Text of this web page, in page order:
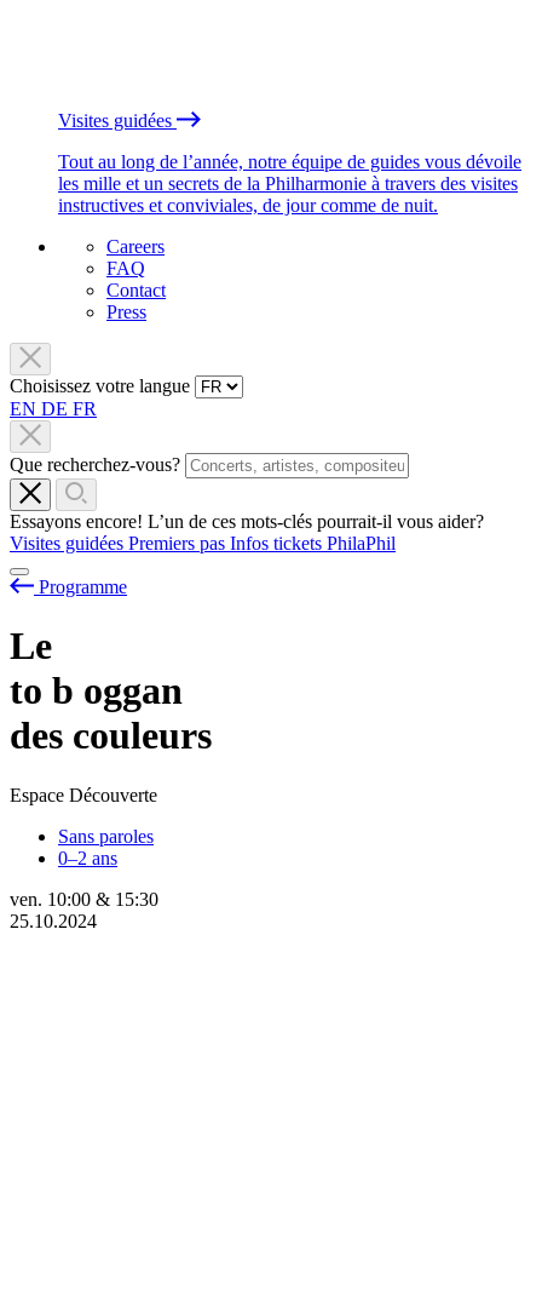
Visites guidées
Tout au long de l’année, notre équipe de guides vous dévoile
les mille et un secrets de la Philharmonie à travers des visites
instructives et conviviales, de jour comme de nuit.
Careers
FAQ
Contact
Press
Choisissez votre langue
EN DE FR
Que recherchez-vous?
Essayons encore! L’un de ces mots-clés pourrait-il vous aider?
Visites guidées Premiers pas Infos tickets PhilaPhil
Programme
Le
to b oggan
des couleurs
Espace Découverte
Sans paroles
0–2 ans
ven. 10:00 & 15:30
25.10.2024